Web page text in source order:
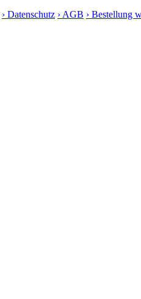
› Datenschutz › AGB › Bestellung